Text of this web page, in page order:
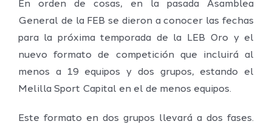
En orden de cosas, en la pasada Asamblea
General de la FEB se dieron a conocer las fechas
para la próxima temporada de la LEB Oro y el
nuevo formato de competición que incluirá al
menos a 19 equipos y dos grupos, estando el
Melilla Sport Capital en el de menos equipos.
Este formato en dos grupos llevará a dos fases.